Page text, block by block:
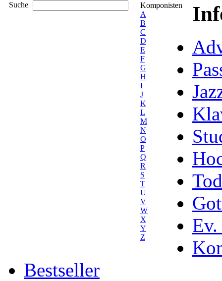
Suche
Komponisten
A
B
C
D
E
F
G
H
I
J
K
L
M
N
O
P
Q
R
S
T
U
V
W
X
Y
Z
Ev.
Bestseller